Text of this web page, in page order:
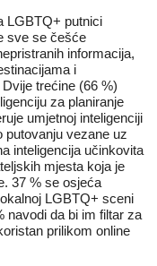
LGBTQ+ putnici
sve se češće
informacija,
i
trećine (66 %)
za planiranje
umjetnoj inteligenciji
putovanju vezane uz
inteligencija učinkovita
mjesta koja je
37 % se osjeća
LGBTQ+ sceni
navodi da bi im filtar za
prilikom online